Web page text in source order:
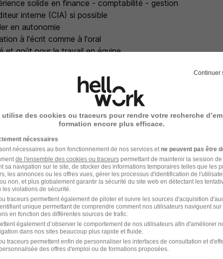
solide en finance - comptabilité - gestion
interne (CIA) si possible
en autonomie
à l'écrit comme à l'oral
et goût pour le travail en équipe
diplomatie
pour le groupe SAFRAN
Safran
international de haute technologie opérant dans les
équipements et intérieurs), de l'espace et de la
à un monde plus sûr, où le transport aérien devient
plus confortable et plus accessible. Implanté
emploie 110 000 collaborateurs pour un chiffre d'affaires
seul ou en partenariat, des positions de premier
Continuer
utilise des cookies ou traceurs pour rendre votre recherche
formation encore plus efficace.
nécessaires
nécessaires au bon fonctionnement de nos services et ne peuvent pas être
de l'ensemble des cookies ou traceurspermettant de maintenir la session
sa navigation sur le site, de stocker des informations temporaires telles que les
les annonces ou les offres vues, gérer les processus d'identification de
non, et plus globalement garantir la sécurité du site web en détectant les
violations de sécurité.
traceurs permettent également de piloter et suivre les sources d'acquisition
unique permettant de comprendre comment nos utilisateurs naviguent sur
en fonction des différentes sources de trafic.
également d’observer le comportement de nos utilisateurs afin d'améliorer
dans nos sites beaucoup plus rapide et fluide.
traceurs permettent enfin de personnaliser les interfaces de consultation et
des offres d'emploi ou de formations proposées.